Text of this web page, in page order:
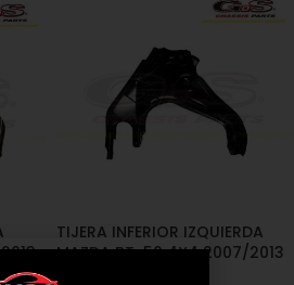
TIJERA INFERIOR IZQUIERDA
MAZDA BT-50 4X4 2007/2013